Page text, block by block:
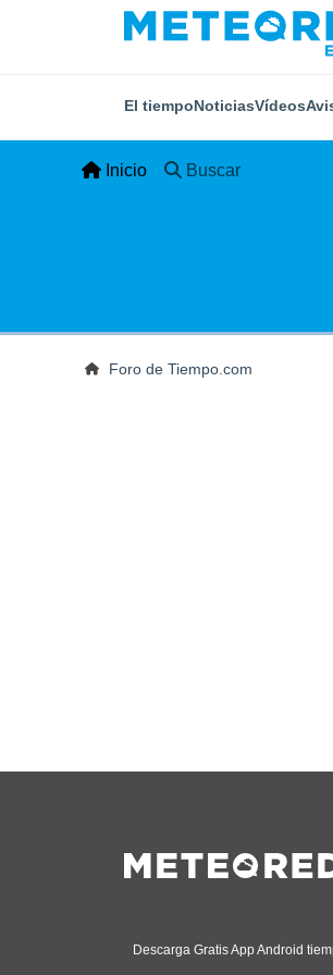
El tiempoNoticiasVídeos
Inicio Buscar
Foro de Tiempo.com
Descarga Gratis App Android